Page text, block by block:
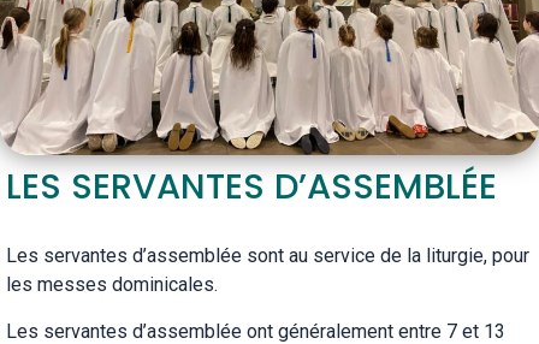
LES SERVANTES D’ASSEMBLÉE
Les servantes d’assemblée sont au service de la liturgie, pour
les messes dominicales.
Les servantes d’assemblée ont généralement entre 7 et 13